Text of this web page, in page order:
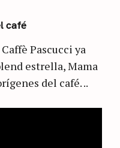
café
Pascucci ya
estrella, Mama
del café. ..